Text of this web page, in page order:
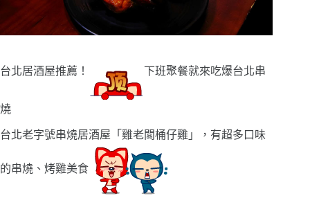
台北居酒屋推薦！ 下班聚餐就來吃爆台北串
燒
台北老字號串燒居酒屋「雞老闆桶仔雞」，有超多口味
的串燒、烤雞美食